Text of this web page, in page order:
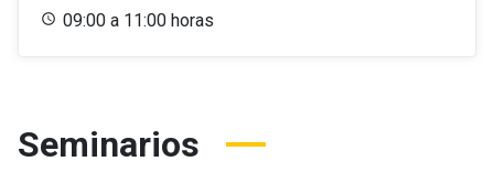
09:00 a 11:00 horas
Seminarios